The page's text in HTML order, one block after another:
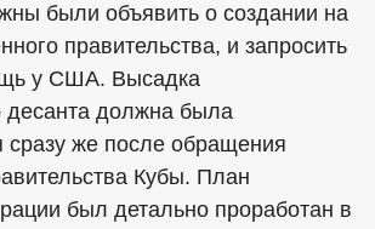
были объявить о создании на
правительства, и запросить
у США. Высадка
десанта должна была
сразу же после обращения
Кубы. План
был детально проработан в